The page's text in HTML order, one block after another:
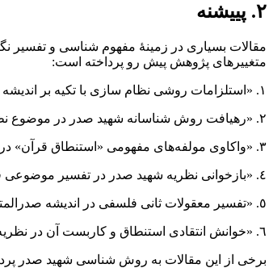
۲‌‌‌‌. پییشنه
مقالات بسیاری در‌ زمینۀ‌ مفهوم شناسی و تفسیر
متغییرهای‌ پژوهش پیش رو پرداخته است‌‌:
١‌‌‌‌. «استلزامات روشی نظام سازی با تکیه بر اندیشه شهید صدر(ره)»(کدخدایی‌‌، ١٣٩٦)
٢‌‌‌‌. «رهیافت روش شناسانه شهید صدر در‌ موضوع‌ نظریه قرآنی»(قاسم پور‌‌‌‌‌، نظربیگی‌‌‌‌‌، 1392)
٣‌‌‌‌. «واکاوی مولفه‌‌های مفهومی «استنطاق قرآن» در روش تفسیری شهید صدر»(قربانخانی‌‌‌‌، (1401)
٤‌‌‌‌. «بازخوانی نظریه شهید صدر در تفسیر موضوعی قرآن کریم با تکیه بر اندیشه هرمنوتیکی گادامر»(اکبری‌‌‌‌‌، شیرزاد‌‌‌‌‌، شیرزاد‌‌‌‌، ١٣٩٣)
٥‌‌‌‌. «تفسیر معقولات ثانی فلسفی در اندیشه صدرالمتالهین و شهید صدر»(توکلی‌‌‌‌، اسماعیلی‌‌‌‌، (1399)
٦‌‌‌‌. «خوانش انتقادی استنطاق و کاربست آن در نظریه شهید صدر پیرامون سنت‌‌های تاریخ در قرآن شهید‌ صدر‌»(سعید بهمنی‌‌‌‌‌، ١٣٩٩)
برخی از این مقالات به روش شناسی شهید صدر